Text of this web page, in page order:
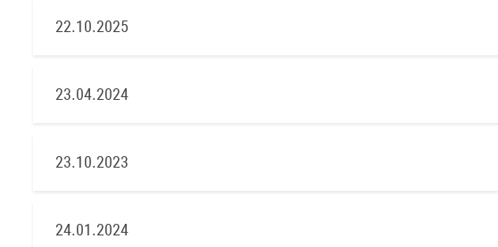
22.10.2025
23.04.2024
23.10.2023
24.01.2024